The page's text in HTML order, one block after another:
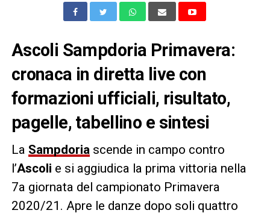
Ascoli Sampdoria Primavera:
cronaca in diretta live con
formazioni ufficiali, risultato,
pagelle, tabellino e sintesi
La Sampdoria scende in campo contro
l’Ascoli e si aggiudica la prima vittoria nella
7a giornata del campionato Primavera
2020/21. Apre le danze dopo soli quattro